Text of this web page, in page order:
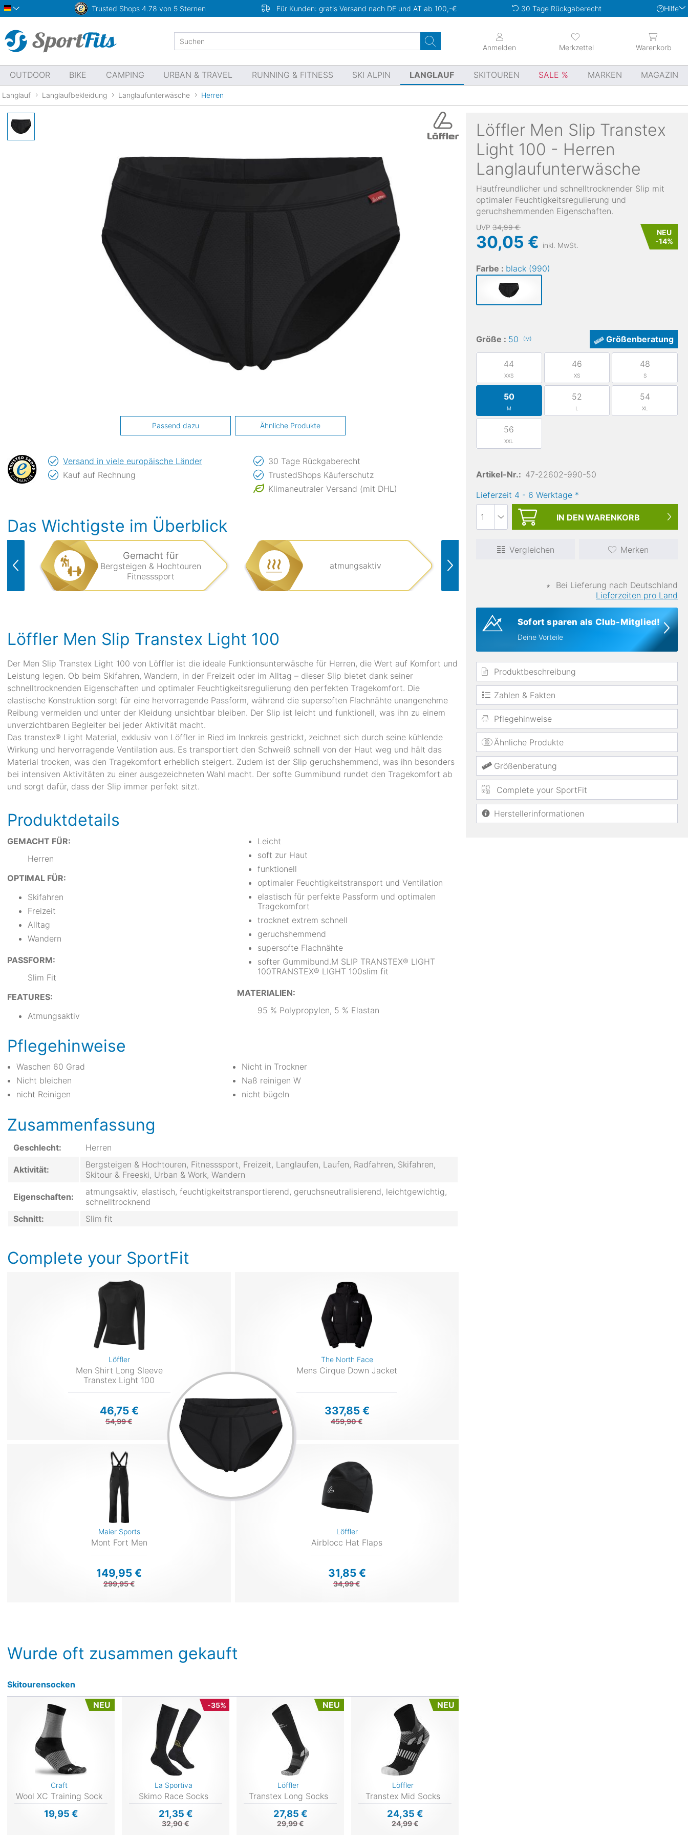
Deutsch Trusted Shops 4.78 von 5 Sternen Für Kunden: gratis Versand nach DE und AT ab 100,-€ 30 Tage Rückgaberecht Hilfe
Merkzettel
Anmelden Warenkorb
OUTDOOR BIKE CAMPING URBAN & TRAVEL RUNNING & FITNESS SKI ALPIN LANGLAUF SKITOUREN SALE MARKEN MAGAZIN
Langlauf Langlaufbekleidung Langlaufunterwäsche Herren
Löffler Men Slip Transtex
Light 100 - Herren
Langlaufunterwäsche
Hautfreundlicher und schnelltrocknender Slip mit
optimaler Feuchtigkeitsregulierung und
geruchshemmenden Eigenschaften.
UVP 34,99 €
30,05 € inkl. MwSt.
NEU
-14%
Farbe : black (990)
Größe : 50 (M) Größenberatung
44
XXS
46
XS
48
S
50
M
52
L
54
XL
56
XXL
Artikel-Nr.: 47-22602-990-50
Lieferzeit 4 - 6 Werktage *
IN DEN WARENKORB
Vergleichen Merken
∗
Bei Lieferung nach Deutschland
Lieferzeiten pro Land
Sofort sparen als Club-Mitglied!
Deine Vorteile
Produktbeschreibung
Zahlen & Fakten
Pflegehinweise
Ähnliche Produkte
Größenberatung
Complete your SportFit
Herstellerinformationen
Passend dazu Ähnliche Produkte
Men Shirt Long Sleeve Transtex Light 100
46,75 €
Mont Fort Men
149,95 €
Versand in viele europäische Länder
Kauf auf Rechnung
30 Tage Rückgaberecht
TrustedShops Käuferschutz
Klimaneutraler Versand (mit DHL)
Das Wichtigste im Überblick
Gemacht für
Bergsteigen & Hochtouren
Fitnesssport
atmungsaktiv
Löffler Men Slip Transtex Light 100
Der Men Slip Transtex Light 100 von Löffler ist die ideale Funktionsunterwäsche für Herren, die Wert auf Komfort und
Leistung legen. Ob beim Skifahren, Wandern, in der Freizeit oder im Alltag – dieser Slip bietet dank seiner
schnelltrocknenden Eigenschaften und optimaler Feuchtigkeitsregulierung den perfekten Tragekomfort. Die
elastische Konstruktion sorgt für eine hervorragende Passform, während die supersoften Flachnähte unangenehme
Reibung vermeiden und unter der Kleidung unsichtbar bleiben. Der Slip ist leicht und funktionell, was ihn zu einem
unverzichtbaren Begleiter bei jeder Aktivität macht.
Das transtex® Light Material, exklusiv von Löffler in Ried im Innkreis gestrickt, zeichnet sich durch seine kühlende
Wirkung und hervorragende Ventilation aus. Es transportiert den Schweiß schnell von der Haut weg und hält das
Material trocken, was den Tragekomfort erheblich steigert. Zudem ist der Slip geruchshemmend, was ihn besonders
bei intensiven Aktivitäten zu einer ausgezeichneten Wahl macht. Der softe Gummibund rundet den Tragekomfort ab
und sorgt dafür, dass der Slip immer perfekt sitzt.
Produktdetails
GEMACHT FÜR:
Herren
OPTIMAL FÜR:
Skifahren
Freizeit
Alltag
Wandern
PASSFORM:
Slim Fit
FEATURES:
Atmungsaktiv
Leicht
soft zur Haut
funktionell
optimaler Feuchtigkeitstransport und Ventilation
elastisch für perfekte Passform und optimalen
Tragekomfort
trocknet extrem schnell
geruchshemmend
supersofte Flachnähte
softer Gummibund.M SLIP TRANSTEX® LIGHT
100TRANSTEX® LIGHT 100slim fit
MATERIALIEN:
95 % Polypropylen, 5 % Elastan
Pflegehinweise
Waschen 60 Grad
Nicht bleichen
nicht Reinigen
Nicht in Trockner
Naß reinigen W
nicht bügeln
Zusammenfassung
Geschlecht: Herren
Aktivität:
Bergsteigen & Hochtouren, Fitnesssport, Freizeit, Langlaufen, Laufen, Radfahren, Skifahren,
Skitour & Freeski, Urban & Work, Wandern
Eigenschaften:
atmungsaktiv, elastisch, feuchtigkeitstransportierend, geruchsneutralisierend, leichtgewichtig,
schnelltrocknend
Schnitt:
Slim fit
Complete your SportFit
Löffler
Men Shirt Long Sleeve
Transtex Light 100
46,75 €
54,99 €
The North Face
Mens Cirque Down Jacket
337,85 €
459,90 €
Maier Sports
Mont Fort Men
149,95 €
299,95 €
Löffler
Airblocc Hat Flaps
31,85 €
34,99 €
Wurde oft zusammen gekauft
Skitourensocken
NEU
Craft
Wool XC Training Sock
19,95 €
-35%
La Sportiva
Skimo Race Socks
21,35 €
32,90 €
NEU
Löffler
Transtex Long Socks
27,85 €
29,99 €
NEU
Löffler
Transtex Mid Socks
24,35 €
24,99 €